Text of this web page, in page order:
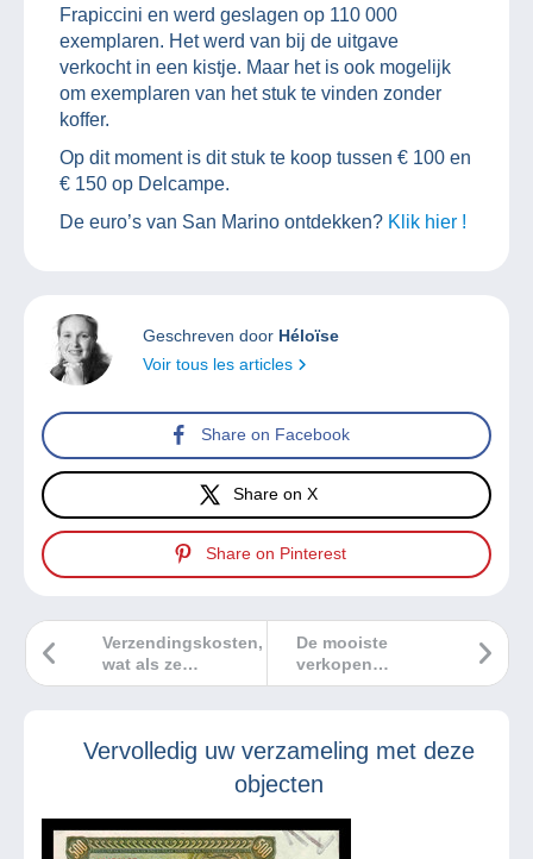
Frapiccini en werd geslagen op 110 000
exemplaren. Het werd van bij de uitgave
verkocht in een kistje. Maar het is ook mogelijk
om exemplaren van het stuk te vinden zonder
koffer.
Op dit moment is dit stuk te koop tussen € 100 en
€ 150 op Delcampe.
De euro’s van San Marino ontdekken? Klik hier !
Geschreven door Héloïse
Voir tous les articles
Share on Facebook
Share on X
Share on Pinterest
De mooiste
verkopen
Delcampe 2
Verzendingskosten,
wat als ze
automatisch
Vervolledig uw verzameling met deze
objecten